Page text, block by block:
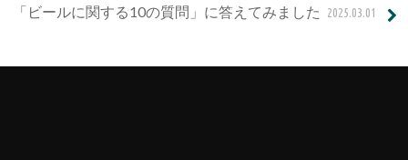
「ビールに関する10の質問」に答えてみました 2025.03.01